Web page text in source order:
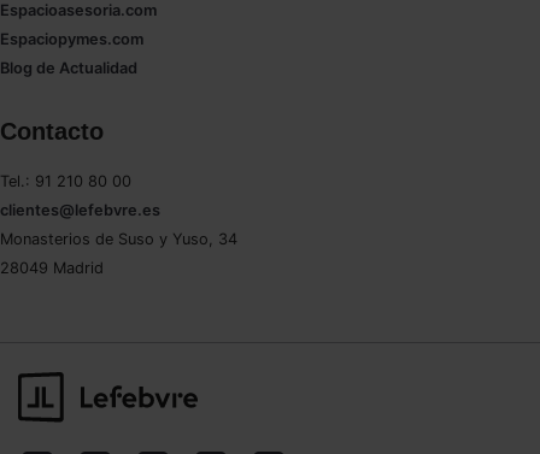
Espacioasesoria.com
Espaciopymes.com
Blog de Actualidad
Contacto
Tel.: 91 210 80 00
clientes@lefebvre.es
Monasterios de Suso y Yuso, 34
28049 Madrid